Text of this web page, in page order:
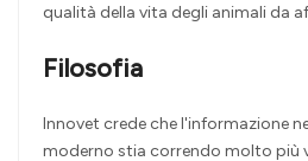
qualità della vita degli animali da
Filosofia
Innovet crede che l'informazione
moderno stia correndo molto più